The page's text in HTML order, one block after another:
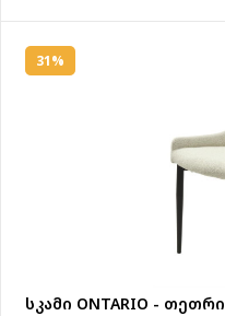
31%
სკამი ONTARIO - თეთრი